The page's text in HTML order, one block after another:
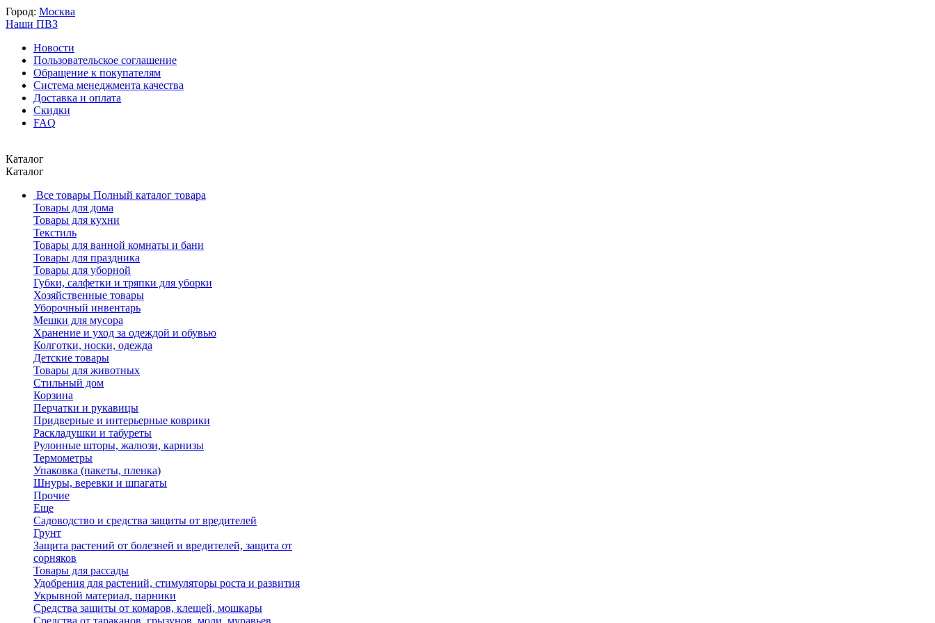
Город: Москва
Наши ПВЗ
Новости
Пользовательское соглашение
Обращение к покупателям
Система менеджмента качества
Доставка и оплата
Скидки
FAQ
Каталог
Каталог
Все товары Полный каталог товара
Товары для дома
Товары для кухни
Текстиль
Товары для ванной комнаты и бани
Товары для праздника
Товары для уборной
Губки, салфетки и тряпки для уборки
Хозяйственные товары
Уборочный инвентарь
Мешки для мусора
Хранение и уход за одеждой и обувью
Колготки, носки, одежда
Детские товары
Товары для животных
Стильный дом
Корзина
Перчатки и рукавицы
Придверные и интерьерные коврики
Раскладушки и табуреты
Рулонные шторы, жалюзи, карнизы
Термометры
Упаковка (пакеты, пленка)
Шнуры, веревки и шпагаты
Прочие
Еще
Садоводство и средства защиты от вредителей
Грунт
Защита растений от болезней и вредителей, защита от
сорняков
Товары для рассады
Удобрения для растений, стимуляторы роста и развития
Укрывной материал, парники
Средства защиты от комаров, клещей, мошкары
Средства от тараканов, грызунов, моли, муравьев